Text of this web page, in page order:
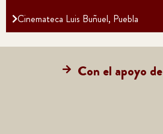
Cinemateca Luis Buñuel, Puebla
Con el apoyo de